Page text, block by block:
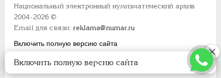
Национальный электронный нумизматический архив
2004-2026 ©
Email для связи:reklama@numar.ru
Включить полную версию сайта
Включить полную версию сайта